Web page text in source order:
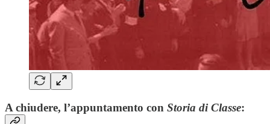
A chiudere, l’appuntamento con Storia di Classe: